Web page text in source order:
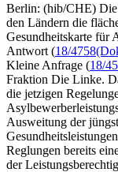
Berlin: (hib/CHE) Die
den Ländern die
Gesundheitskarte für
Antwort (18/4758
Kleine Anfrage (18/
Fraktion Die Linke.
die jetzigen
Ausweitung der
Reglungen bereits
der